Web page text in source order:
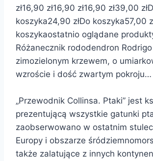
zł16,90 zł16,90 zł16,90 zł39,00 zł
koszyka24,90 złDo koszyka57,00
koszykaostatnio oglądane
Różanecznik rododendron
zimozielonym krzewem, o
wzroście i dość zwartym pokroju…
„Przewodnik Collinsa. Ptaki” jest
prezentującą wszystkie gatunki
zaobserwowano w ostatnim
Europy i obszarze
także zalatujące z innych